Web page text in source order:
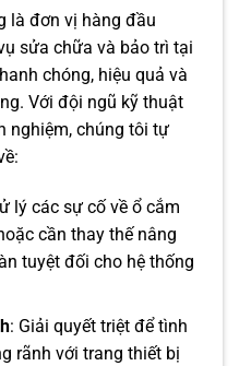
là đơn vị hàng đầu
sửa chữa và bảo trì tại
chóng, hiệu quả và
Với đội ngũ kỹ thuật
nghiệm, chúng tôi tự
lý các sự cố về ổ cắm
cần thay thế nâng
tuyệt đối cho hệ thống
: Giải quyết triệt để tình
rãnh với trang thiết bị